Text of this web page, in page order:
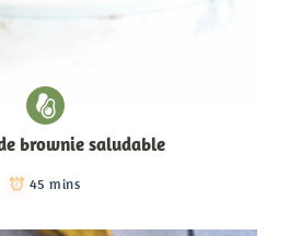
brownie saludable
45 mins